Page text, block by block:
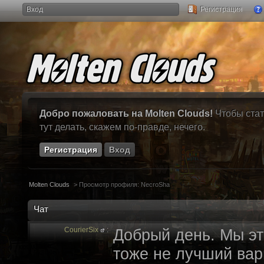
Вход Регистрация
Добро пожаловать на Molten Clouds! Чтобы
тут делать, скажем по-правде, нечего.
Регистрация Вход
Molten Clouds > Просмотр профиля: NecroSha
Чат
CourierSix : Добрый день. Мы
тоже не лучший